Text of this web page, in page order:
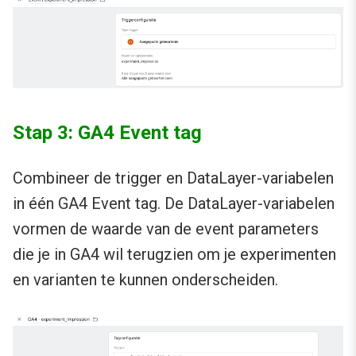
Stap 3: GA4 Event tag
Combineer de trigger en DataLayer-variabelen
in één GA4 Event tag. De DataLayer-variabelen
vormen de waarde van de event parameters
die je in GA4 wil terugzien om je experimenten
en varianten te kunnen onderscheiden.